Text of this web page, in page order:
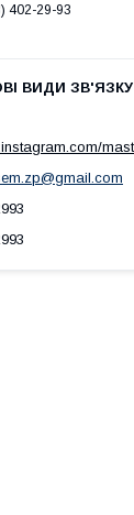
402-29-93